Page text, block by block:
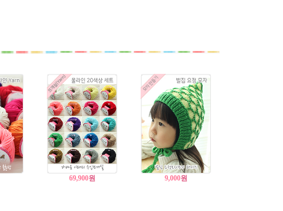
69,900원 9,000원